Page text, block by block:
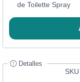
de Toilette Spray
Detalles
SKU